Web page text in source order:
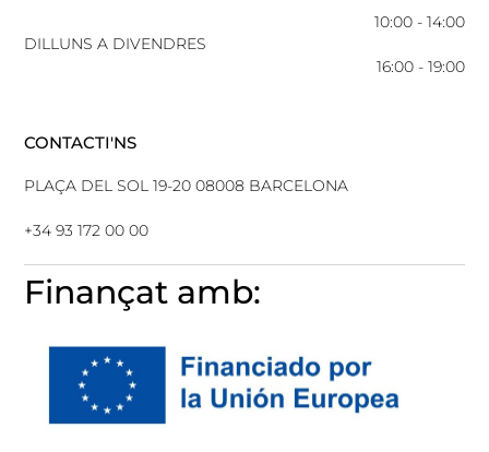
DILLUNS A DIVENDRES
10:00 - 14:00
16:00 - 19:00
CONTACTI'NS
PLAÇA DEL SOL 19-20 08008 BARCELONA
+34 93 172 00 00
Finançat amb: